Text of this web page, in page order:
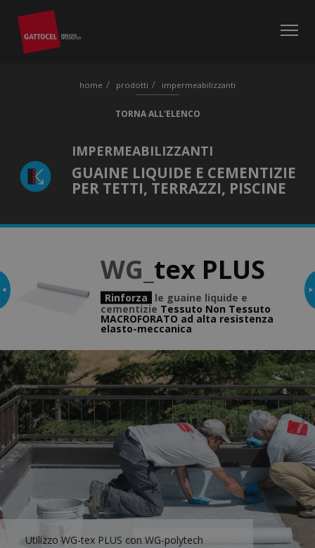
home prodotti impermeabilizzanti
TORNA ALL'ELENCO
IMPERMEABILIZZANTI
GUAINE LIQUIDE E CEMENTIZIE
PER TETTI, TERRAZZI, PISCINE
Vai su WG-amianto DWG_ tex PLUS
Rinforza
le guaine liquide e
cementizie Tessuto Non Tessuto
MACROFORATO ad alta resistenza
elasto-meccanica
Utilizzo WG-tex PLUS con WG-polytech